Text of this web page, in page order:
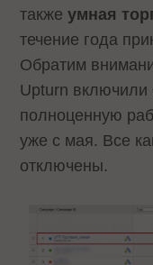
также умная
течение года
Обратим
Upturn включили
полноценную
уже с мая. Все
отключены.